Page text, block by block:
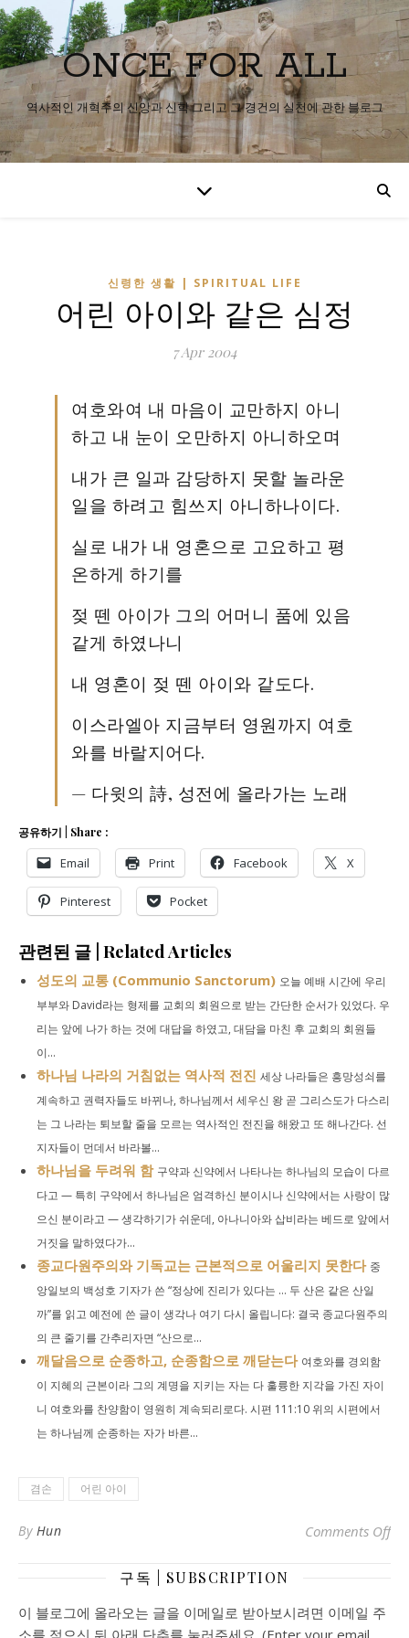
ONCE FOR ALL
역사적인 개혁주의 신앙과 신학 그리고 그 경건의 실천에 관한 블로그
신령한 생활 | SPIRITUAL LIFE
어린 아이와 같은 심정
7 Apr 2004
여호와여 내 마음이 교만하지 아니
하고 내 눈이 오만하지 아니하오며
내가 큰 일과 감당하지 못할 놀라운
일을 하려고 힘쓰지 아니하나이다.
실로 내가 내 영혼으로 고요하고 평
온하게 하기를
젖 뗀 아이가 그의 어머니 품에 있음
같게 하였나니
내 영혼이 젖 뗀 아이와 같도다.
이스라엘아 지금부터 영원까지 여호
와를 바랄지어다.
— 다윗의 詩, 성전에 올라가는 노래
공유하기 | Share :
Email Print Facebook X
Pinterest Pocket
관련된 글 | Related Articles
성도의 교통 (Communio Sanctorum) 오늘 예배 시간에 우리
부부와 David라는 형제를 교회의 회원으로 받는 간단한 순서가 있었다. 우
리는 앞에 나가 하는 것에 대답을 하였고, 대담을 마친 후 교회의 회원들
이...
하나님 나라의 거침없는 역사적 전진 세상 나라들은 흥망성쇠를
계속하고 권력자들도 바뀌나, 하나님께서 세우신 왕 곧 그리스도가 다스리
는 그 나라는 퇴보할 줄을 모르는 역사적인 전진을 해왔고 또 해나간다. 선
지자들이 먼데서 바라볼...
하나님을 두려워 함 구약과 신약에서 나타나는 하나님의 모습이 다르
다고 — 특히 구약에서 하나님은 엄격하신 분이시나 신약에서는 사랑이 많
으신 분이라고 — 생각하기가 쉬운데, 아나니아와 삽비라는 베드로 앞에서
거짓을 말하였다가...
종교다원주의와 기독교는 근본적으로 어울리지 못한다 중
앙일보의 백성호 기자가 쓴 “정상에 진리가 있다는 … 두 산은 같은 산일
까”를 읽고 예전에 쓴 글이 생각나 여기 다시 올립니다: 결국 종교다원주의
의 큰 줄기를 간추리자면 “산으로...
깨달음으로 순종하고, 순종함으로 깨닫는다 여호와를 경외함
이 지혜의 근본이라 그의 계명을 지키는 자는 다 훌륭한 지각을 가진 자이
니 여호와를 찬양함이 영원히 계속되리로다. 시편 111:10 위의 시편에서
는 하나님께 순종하는 자가 바른...
겸손 어린 아이
By Hun Comments Offon
구독 | SUBSCRIPTION
이 블로그에 올라오는 글을 이메일로 받아보시려면 이메일 주
소를 적으신 뒤 아래 단추를 눌러주세요. (Enter your email